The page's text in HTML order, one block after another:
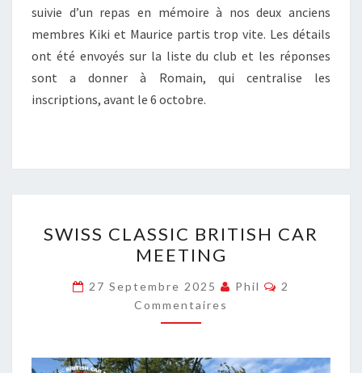
suivie d’un repas en mémoire à nos deux anciens
membres Kiki et Maurice partis trop vite. Les détails
ont été envoyés sur la liste du club et les réponses
sont a donner à Romain, qui centralise les
inscriptions, avant le 6 octobre.
CLASSIC
BRITISH
CAR
MEETING
SWISS CLASSIC BRITISH CAR
MEETING
27 Septembre 2025 Phil
2
Commentaires